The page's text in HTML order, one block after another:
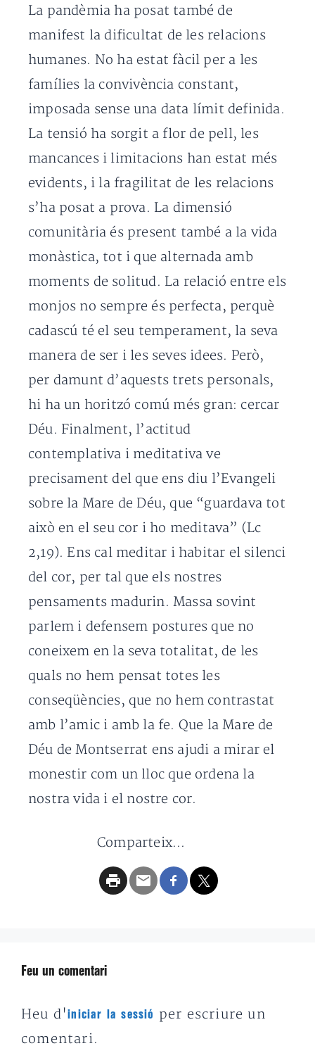
La pandèmia ha posat també de
manifest la dificultat de les relacions
humanes. No ha estat fàcil per a les
famílies la convivència constant,
imposada sense una data límit definida.
La tensió ha sorgit a flor de pell, les
mancances i limitacions han estat més
evidents, i la fragilitat de les relacions
s’ha posat a prova. La dimensió
comunitària és present també a la vida
monàstica, tot i que alternada amb
moments de solitud. La relació entre els
monjos no sempre és perfecta, perquè
cadascú té el seu temperament, la seva
manera de ser i les seves idees. Però,
per damunt d’aquests trets personals,
hi ha un horitzó comú més gran: cercar
Déu. Finalment, l’actitud
contemplativa i meditativa ve
precisament del que ens diu l’Evangeli
sobre la Mare de Déu, que “guardava tot
això en el seu cor i ho meditava” (Lc
2,19). Ens cal meditar i habitar el silenci
del cor, per tal que els nostres
pensaments madurin. Massa sovint
parlem i defensem postures que no
coneixem en la seva totalitat, de les
quals no hem pensat totes les
conseqüències, que no hem contrastat
amb l’amic i amb la fe. Que la Mare de
Déu de Montserrat ens ajudi a mirar el
monestir com un lloc que ordena la
nostra vida i el nostre cor.
Comparteix...
Feu un comentari
Heu d'iniciar la sessió
per escriure un
comentari.